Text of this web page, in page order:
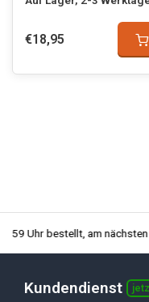
€18,95
Uhr bestellt, am
Kundendienst